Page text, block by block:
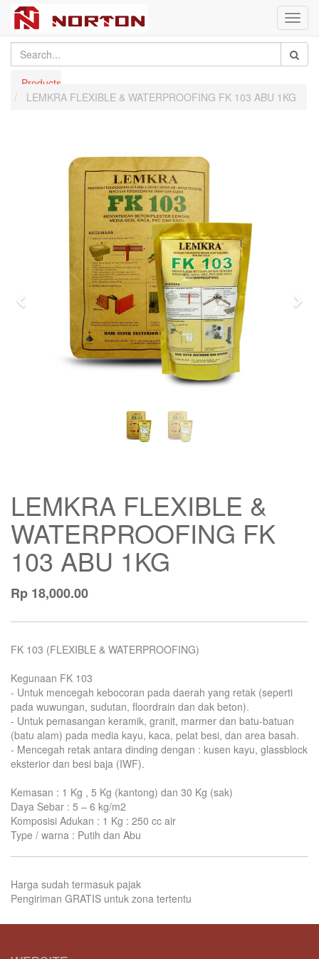
Products
LEMKRA FLEXIBLE & WATERPROOFING FK 103 ABU 1KG
Previous
LEMKRA FLEXIBLE &
WATERPROOFING FK
103 ABU 1KG
Rp 18,000.00
FK 103 (FLEXIBLE & WATERPROOFING)
Kegunaan FK 103
- Untuk mencegah kebocoran pada daerah yang retak (seperti
pada wuwungan, sudutan, floordrain dan dak beton).
- Untuk pemasangan keramik, granit, marmer dan batu-batuan
(batu alam) pada media kayu, kaca, pelat besi, dan area basah.
- Mencegah retak antara dinding dengan : kusen kayu, glassblock
eksterior dan besi baja (IWF).
Kemasan : 1 Kg , 5 Kg (kantong) dan 30 Kg (sak)
Daya Sebar : 5 – 6 kg/m2
Komposisi Adukan : 1 Kg : 250 cc air
Type / warna : Putih dan Abu
Harga sudah termasuk pajak
Pengiriman GRATIS untuk zona tertentu